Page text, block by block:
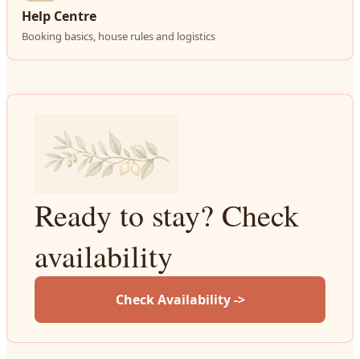
Help Centre
Booking basics, house rules and logistics
Ready to stay? Check
availability
Check Availability ->